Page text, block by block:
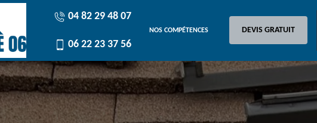
04 82 29 48 07
06 22 23 37 56
NOS COMPÉTENCES DEVIS GRATUIT